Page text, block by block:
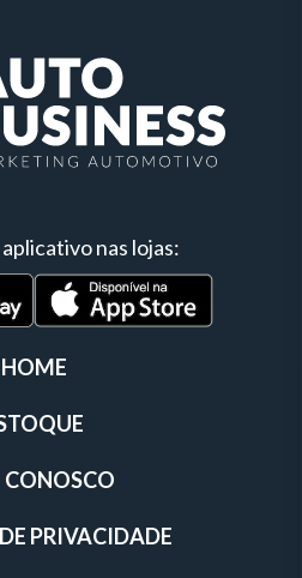
nas lojas:
HOME
CONOSCO
PRIVACIDADE